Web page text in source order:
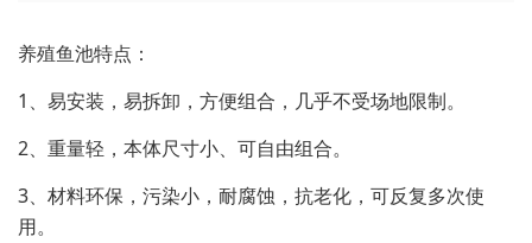
养殖鱼池特点：
1、易安装，易拆卸，方便组合，几乎不受场地限制。
2、重量轻，本体尺寸小、可自由组合。
3、材料环保，污染小，耐腐蚀，抗老化，可反复多次使
用。